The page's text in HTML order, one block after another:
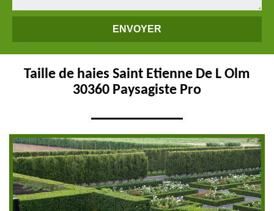
Taille de haies Saint Etienne De L Olm
30360 Paysagiste Pro